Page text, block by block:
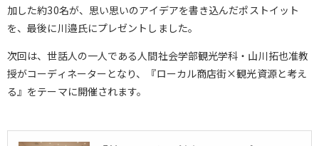
加した約30名が、思い思いのアイデアを書き込んだポストイット
を、最後に川邉氏にプレゼントしました。
次回は、世話人の一人である人間社会学部観光学科・山川拓也准教
授がコーディネーターとなり、『ローカル商店街×観光資源と考え
る』をテーマに開催されます。